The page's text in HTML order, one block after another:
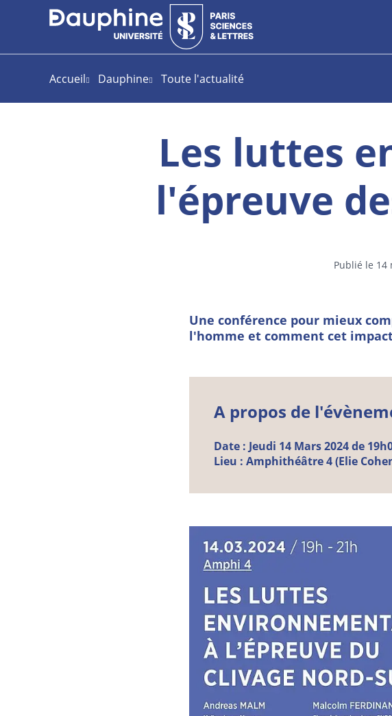
Accueil Dauphine Toute l'actualité
Les luttes
l'épreuve
Publié le 14
Une conférence pour mieux
l'homme et comment cet
A propos de
Date : Jeudi 14 Mars2024 de
Lieu : Amphithéâtre 4 (Elie